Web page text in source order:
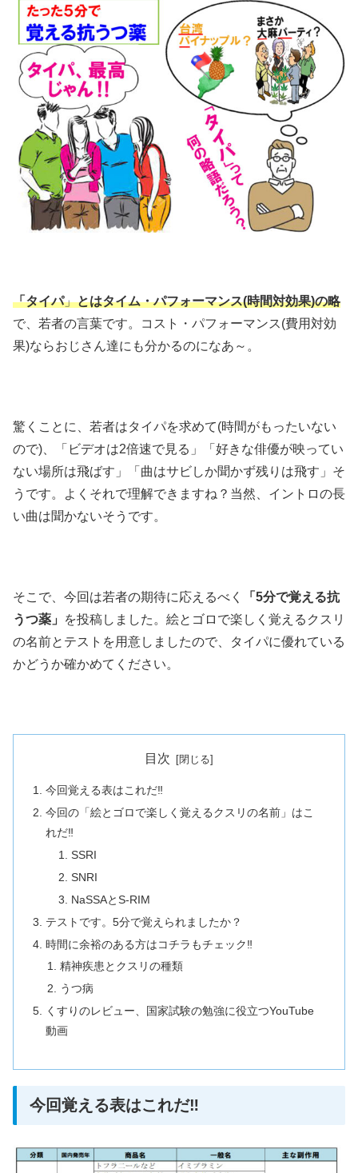
「タイパ」とはタイム・パフォーマンス(時間対効果)の略
で、若者の言葉です。コスト・パフォーマンス(費用対効
果)ならおじさん達にも分かるのになあ～。
驚くことに、若者はタイパを求めて(時間がもったいない
ので)、「ビデオは2倍速で見る」「好きな俳優が映ってい
ない場所は飛ばす」「曲はサビしか聞かず残りは飛す」そ
うです。よくそれで理解できますね？当然、イントロの長
い曲は聞かないそうです。
そこで、今回は若者の期待に応えるべく
「5分で覚える抗
うつ薬」
を投稿しました。絵とゴロで楽しく覚えるクスリ
の名前とテストを用意しましたので、タイパに優れている
かどうか確かめてください。
目次
今回覚える表はこれだ‼
今回の「絵とゴロで楽しく覚えるクスリの名前」はこ
れだ‼
SSRI
SNRI
NaSSAとS-RIM
テストです。5分で覚えられましたか？
時間に余裕のある方はコチラもチェック‼
精神疾患とクスリの種類
うつ病
くすりのレビュー、国家試験の勉強に役立つYouTube
動画
今回覚える表はこれだ‼